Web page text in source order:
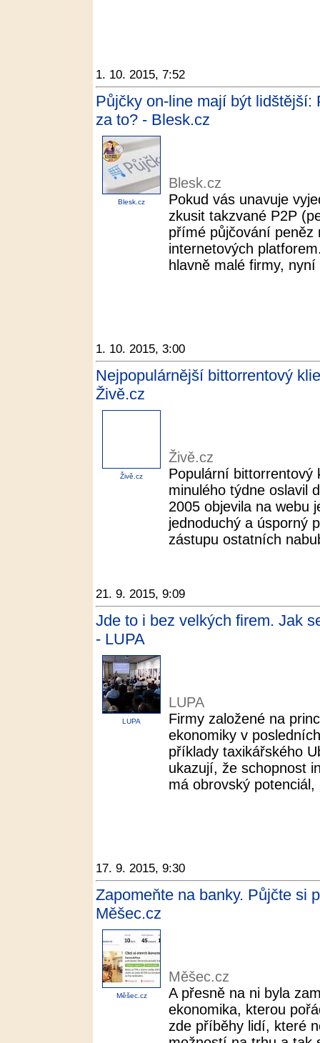
1. 10. 2015, 7:52
Půjčky on-line mají být lidštější:
za to? - Blesk.cz
Blesk.cz
Blesk.cz
Pokud vás unavuje
zkusit takzvané P2P
přímé půjčování peněz
internetových
hlavně malé firmy,
1. 10. 2015, 3:00
Nejpopulárnější bittorrentový
Živě.cz
Živě.cz
Živě.cz
Populární bittorrentový
minulého týdne oslavil
2005 objevila na webu
jednoduchý a úsporný
zástupu ostatních
21. 9. 2015, 9:09
Jde to i bez velkých firem. Jak
- LUPA
LUPA
LUPA
Firmy založené na
ekonomiky v
příklady taxikářského
ukazují, že schopnost
má obrovský
17. 9. 2015, 9:30
Zapomeňte na banky. Půjčte si
Měšec.cz
Měšec.cz
Měšec.cz
A přesně na ni byla
ekonomika, kterou
zde příběhy lidí, které